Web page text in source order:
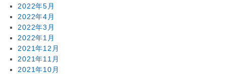
2022年5月
2022年4月
2022年3月
2022年1月
2021年12月
2021年11月
2021年10月